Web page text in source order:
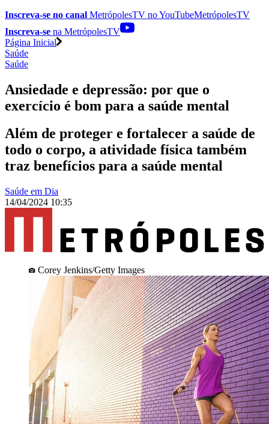
Inscreva-se no canal MetrópolesTV noYouTubeMetrópolesTV
Inscreva-se na MetrópolesTV
Página Inicial
Saúde
Saúde
Ansiedade e depressão: por que o
exercício é bom para a saúde mental
Além de proteger e fortalecer a saúde de
todo o corpo, a atividade física também
traz benefícios para a saúde mental
Saúde em Dia
14/04/2024 10:35
Corey Jenkins/Getty Images